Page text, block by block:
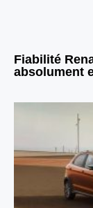
Fiabilité
absolument